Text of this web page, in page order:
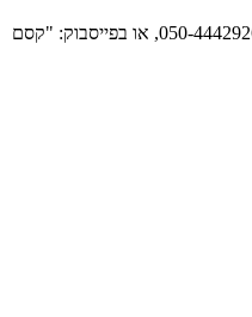
:08-6488028, 050-4442926, או בפייסבוק: "קסם